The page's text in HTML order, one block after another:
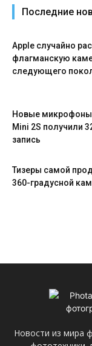
Последние
Apple случайно
флагманскую
следующего
Новые микрофоны
Mini 2S получили
запись
Тизеры самой
360-градусной
Новости из мира